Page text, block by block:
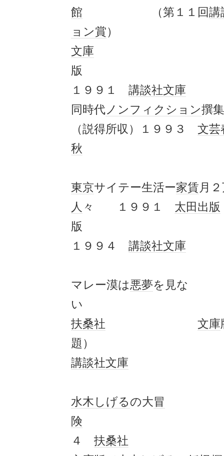
館 （第１１回講
ョン賞
文庫
１９９１ 講談社文庫
同時代ノンフィクション撰
（説得所収）１９９３ 文芸
秋
東京サイテー生活ー家賃月
人 々 １９９１ 太田出版
１９９４ 講談社文庫
マレー漠は悪夢を見な
い １
扶桑社
文庫
題） １
講談社文庫
水木しげるの大冒
険
４ 扶桑社